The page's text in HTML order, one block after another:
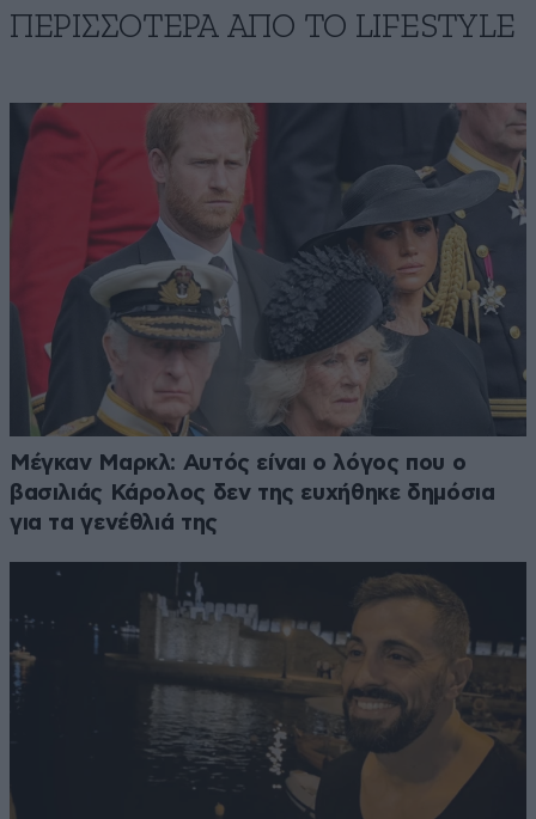
ΠΕΡΙΣΣΟΤΕΡΑ ΑΠΟ ΤΟ LIFESTYLE
Μέγκαν Μαρκλ: Αυτός είναι ο λόγος που ο
βασιλιάς Κάρολος δεν της ευχήθηκε δημόσια
για τα γενέθλιά της